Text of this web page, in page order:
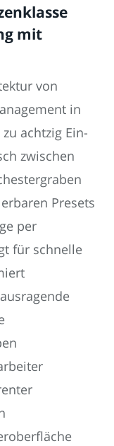
mit
von
in
achtzig Ein-
zwischen
Presets
per
für schnelle